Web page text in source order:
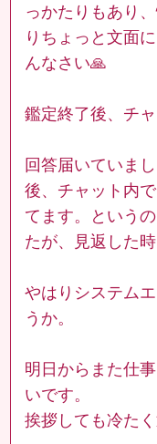
っかたりもあり
りちょっと文面
んなさい🙏
鑑定終了後、チ
回答届いていまし
後、チャット内
てます。という
たが、見返した
やはりシステム
うか。
明日からまた仕
いです。
挨拶しても冷た